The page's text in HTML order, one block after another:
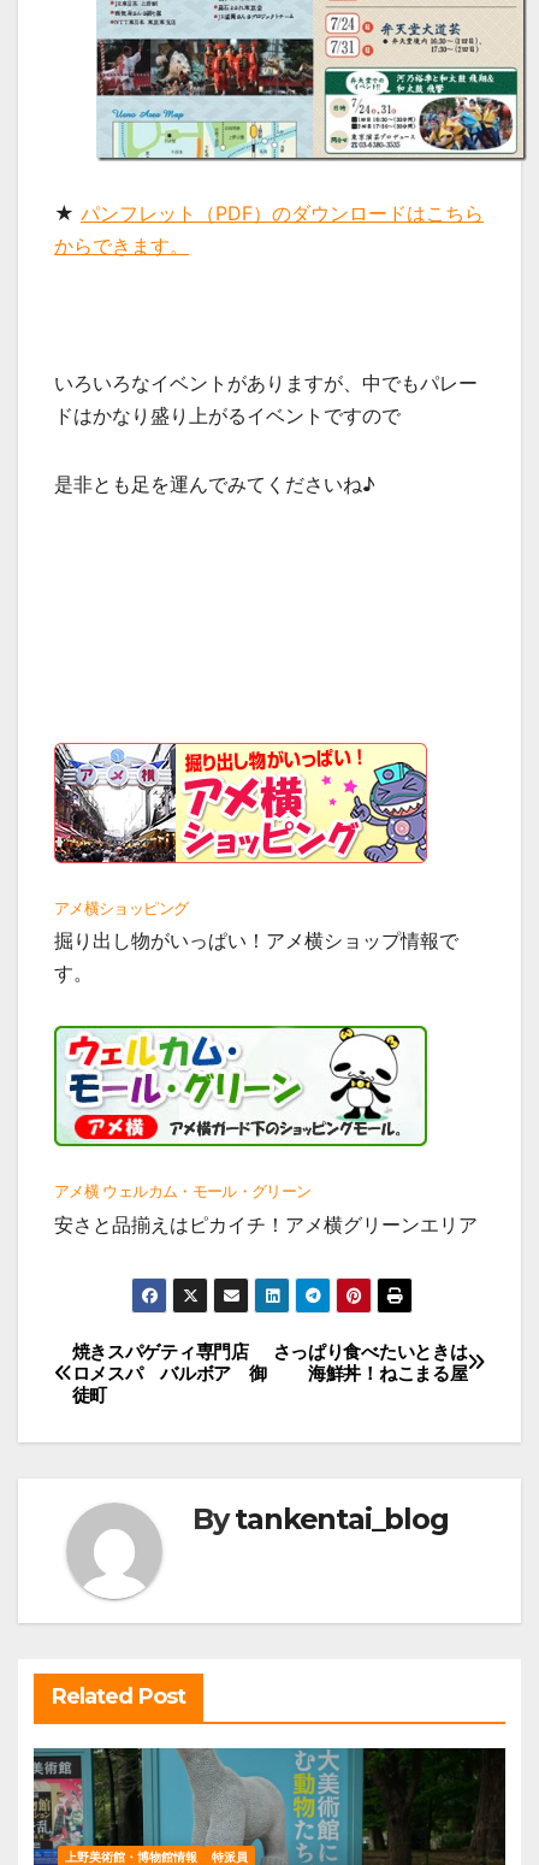
★ パンフレット（PDF）のダウンロードはこちら
からできます。
いろいろなイベントがありますが、中でもパレー
ドはかなり盛り上がるイベントですので
是非とも足を運んでみてくださいね♪
アメ横ショッピング
掘り出し物がいっぱい！アメ横ショップ情報で
す。
アメ横 ウェルカム・モール・グリーン
安さと品揃えはピカイチ！アメ横グリーンエリア
投
稿
ー
シ
さっぱり食べたいときは
海鮮丼！ねこまる屋
焼きスパゲティ専門店
ロメスパ バルボア 御
徒町
Bytankentai_blog
Related Post
上野美術館・博物館情報 特派員